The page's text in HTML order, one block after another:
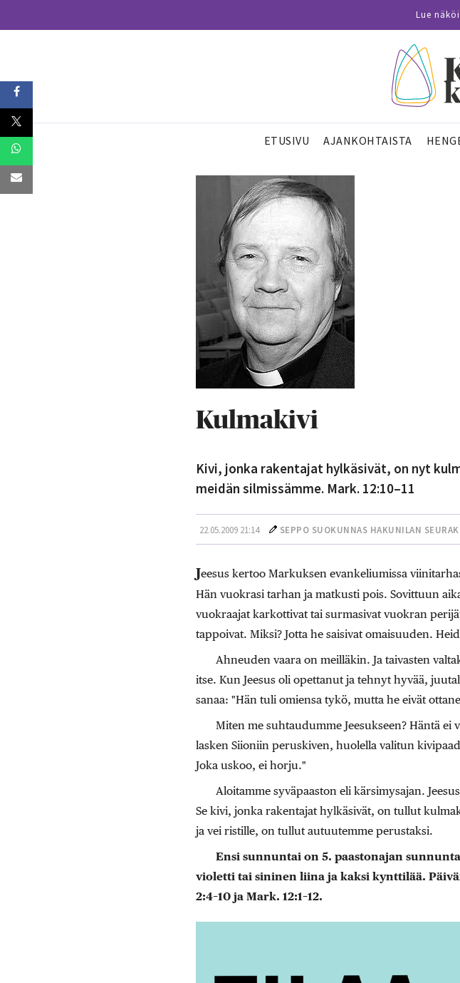
Lue
ETUSIVU AJANKOHTAISTA
Kulmakivi
Kivi, jonka rakentajat hylkäsivät, on nyt
meidän silmissämme. Mark. 12:10–11
22.05.2009 21:14 SEPPO SUOKUNNAS HAKUNILAN
Jeesus kertoo Markuksen evankeliumissa
Hän vuokrasi tarhan ja matkusti pois. Sovittuun
vuokraajat karkottivat tai surmasivat vuokran
tappoivat. Miksi? Jotta he saisivat omaisuuden.
Ahneuden vaara on meilläkin. Ja taivasten
itse. Kun Jeesus oli opettanut ja tehnyt hyvää,
sanaa: "Hän tuli omiensa tykö, mutta he eivät
Miten me suhtaudumme Jeesukseen? Häntä
lasken Siioniin peruskiven, huolella valitun
Joka uskoo, ei horju."
Aloitamme syväpaaston eli kärsimysajan.
Se kivi, jonka rakentajat hylkäsivät, on tullut
ja vei ristille, on tullut autuutemme perustaksi.
Ensi sunnuntai on 5. paastonajan
violetti tai sininen liina ja kaksi kynttilää.
2:4–10 ja Mark. 12:1–12.